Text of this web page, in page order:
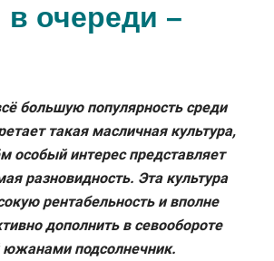
очереди –
большую популярность среди
такая масличная культура,
особый интерес представляет
разновидность. Эта культура
рентабельность и вполне
дополнить в севообороте
подсолнечник.